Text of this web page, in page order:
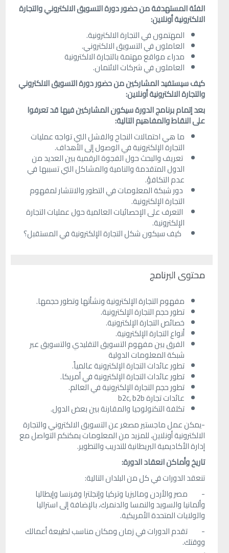
الفئة المستهدفة من حضور دورة التسويق الالكتروني والتجارة
الالكترونية أونلاين:
المهتمون في التجارة الالكترونية.
العاملون في التسويق الالكتروني.
مدراء مواقع مهتمة بالتجارة الالكترونية
العاملون في شركات الائتمان.
كيف سيستفيد المشاركين من حضور دورة التسويق الالكتروني
والتجارة الالكترونية أونلاين:
بعد إتمام برنامج الدورة سيكون المشاركين فيها قد تعرفوا
على النقاط والمفاهيم التالية:
ما هي احتمالات النجاح والفشل التي تواجه عمليات
التجارة الإلكترونية في الوصول إلى الأهداف.
تعريف والبحث حول الفجوة الرقمية بين العديد من
الدول المتقدمة والنامية والمشاكل التي تسببها في
عدم التكافؤ.
دور شبكة المعلومات في التطور والانتشار لمفهوم
التجارة الإلكترونية.
التعرف على الإحصائيات العالمية حول عمليات التجارة
الإلكترونية.
كيف سيكون شكل التجارة الإلكترونية في المستقبل؟
محتوى البرنامج
مفهوم التجارة الإلكترونية ونشأتها وتطور حجمها.
تطور حجم التجارة الإلكترونية.
خصائص التجارة الإلكترونية.
أنواع التجارة الإلكترونية.
الفرق بين مفهوم التسويق التقليدي والتسويق عبر
شبكة المعلومات الدولية
تطور عائدات التجارة الإلكترونية عالمياً.
تطور عائدات التجارة الإلكترونية في أمريكا.
تطور حجم التجارة الإلكترونية في العالم.
عائدات تجارة b2c, b2b
تكلفة التكنولوجيا والمقارنة بين بعض الدول.
-يمكن عمل ماجستير مصغر عن التسويق الالكتروني والتجارة
الالكترونية أونلاين، للمزيد من المعلومات يمكنكم التواصل مع
إدارة الأكاديمية البريطانية للتدريب والتطوير.
تاريخ وأماكن انعقاد الدورة:
تنعقد الدورات في كل من البلدان التالية:
- مصر والأردن وماليزيا وتركيا وإنجلترا وفرنسا وإيطاليا
وألمانيا والسويد والنمسا والدنمرك، بالإضافة إلى استراليا
والولايات المتحدة الأمريكية.
- تقدم الدورات في زمان ومكان مناسب لطبيعة أعمالك
ووقتك.